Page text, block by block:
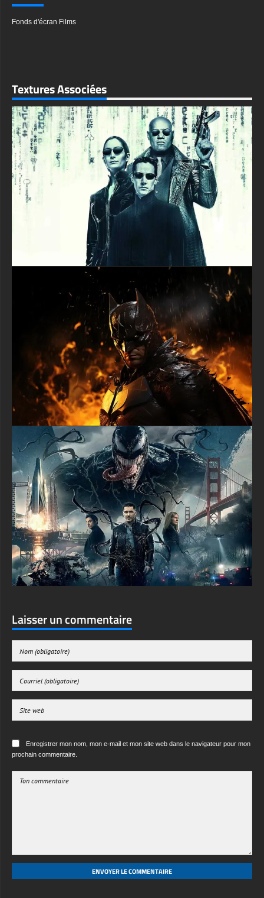
parfaitement à n'importe quel appareil. Que vous souhaitiez
l'utiliser sur votre ordinateur, portable, tablette ou téléphone,
parfaitement comme fond d'écran. Le format large montre
clairement les deux héros et est magnifique sur les grands
écrans. Si vous souhaitez l'utiliser sur votre téléphone ou votre
tablette, il existe également une version verticale spécialement
conçue pour les appareils mobiles. Ainsi, Batman et Superman
auront l'air parfaits quel que soit l'appareil que vous utilisez !
Le plus cool, c'est qu'il n'y a pas besoin de s'inscrire ou de
s'enregistrer - c'est totalement gratuit ! Cliquez simplement sur
le bouton de téléchargement et enregistrez tout de suite ce
fond d'écran épique de super-héros sur votre appareil. Pas de
mot de passe, pas d'email, pas d'attente - juste un accès
instantané à cette incroyable image de Batman contre
Superman.
Ce fond d'écran capture l'excitation du célèbre film où ces deux
superhéros légendaires se rencontrent pour la première fois.
L'éclairage dramatique et les poses puissantes lui donnent
l'apparence d'une véritable affiche de film qui mérite sa place
sur votre écran. Que vous soyez un fan de Batman qui aime
ses talents de détective et ses gadgets cool, ou un fan de
Superman qui admire ses pouvoirs de vol et son cœur
généreux, ce fond d'écran célèbre les deux héros de manière
Transformez votre appareil avec ce spectaculaire fond d'écran
Batman V Superman aujourd'hui ! Il est parfait pour les fans de
super-héros de tous âges et rendra votre écran incroyable.
Téléchargez-le maintenant dans le format et la résolution qui
conviennent le mieux à votre appareil, et profitez de ces héros
extraordinaires veillant sur votre monde numérique chaque jour
textures-3d-gratuiteshd.com
Laisser un commentaire
Enregistrer mon nom, mon e-mail et mon site web dans le navigateur pour mon